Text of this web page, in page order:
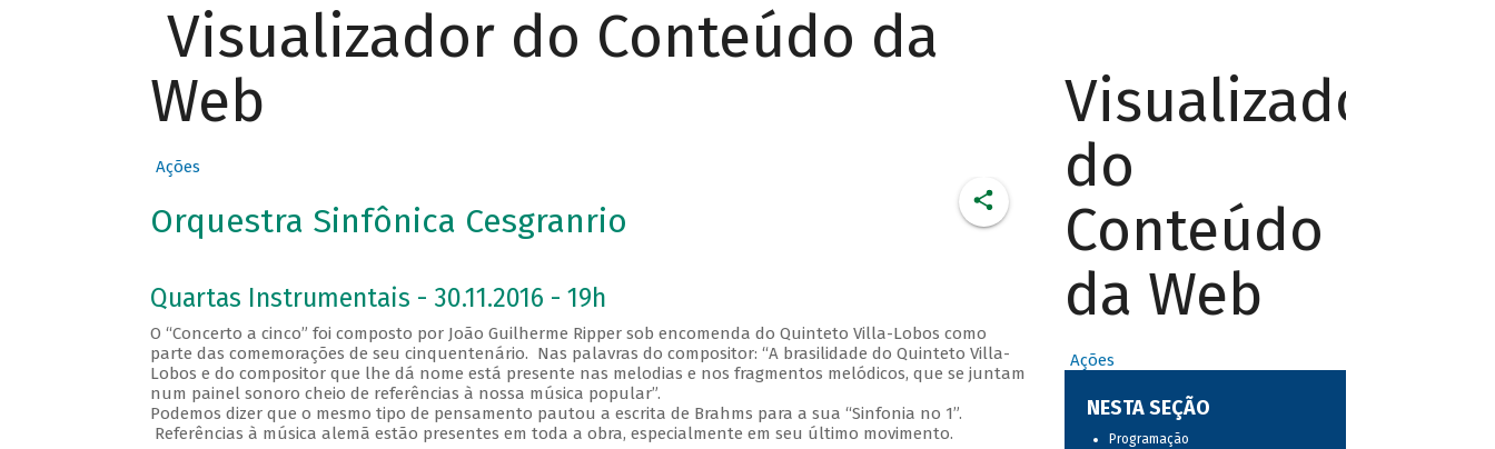
Visualizador do Conteúdo da
Web
Ações
Orquestra Sinfônica Cesgranrio
Quartas Instrumentais - 30.11.2016 - 19h
O “Concerto a cinco” foi composto por João Guilherme Ripper sob encomenda do Quinteto Villa-Lobos como
parte das comemorações de seu cinquentenário. Nas palavras do compositor: “A brasilidade do Quinteto Villa-
Lobos e do compositor que lhe dá nome está presente nas melodias e nos fragmentos melódicos, que se juntam
num painel sonoro cheio de referências à nossa música popular”.
Podemos dizer que o mesmo tipo de pensamento pautou a escrita de Brahms para a sua “Sinfonia no 1”.
Referências à música alemã estão presentes em toda a obra, especialmente em seu último movimento.
Visualizador
do
Conteúdo
da Web
Ações
NESTA SEÇÃO
Programação